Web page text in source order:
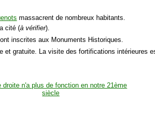
massacrent de nombreux habitants.
cité (à vérifier).
inscrites aux Monuments Historiques.
et gratuite. La visite des fortifications intérieures